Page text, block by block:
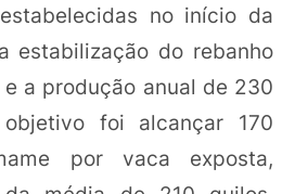
no início da
estabilização do rebanho
a produção anual de 230
objetivo foi alcançar 170
por vaca exposta,